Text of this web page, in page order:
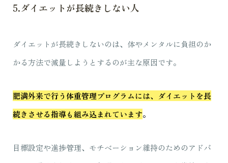
5.ダイエットが長続きしない人
ダイエットが長続きしないのは、体やメンタルに負担のか
かる方法で減量しようとするのが主な原因です。
肥満外来で行う体重管理プログラムには、ダイエットを長
続きさせる指導も組み込まれています。
目標設定や進捗管理、モチベーション維持のためのアドバ